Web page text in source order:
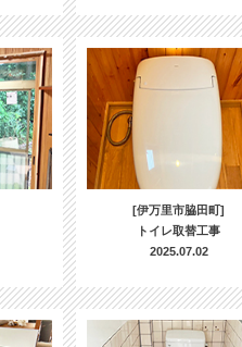
[伊万里市脇田町]
トイレ取替工事
2025.07.02